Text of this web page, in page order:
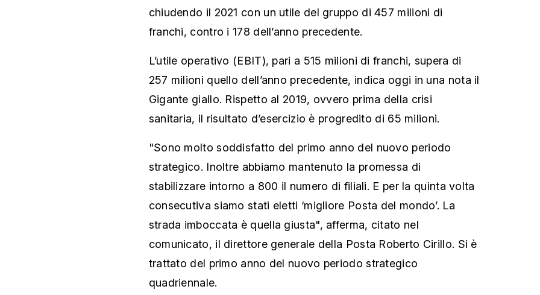
chiudendo il 2021 con un utile del gruppo di 457 milioni di
franchi, contro i 178 dell’anno precedente.
L’utile operativo (EBIT), pari a 515 milioni di franchi, supera di
257 milioni quello dell’anno precedente, indica oggi in una nota il
Gigante giallo. Rispetto al 2019, ovvero prima della crisi
sanitaria, il risultato d’esercizio è progredito di 65 milioni.
"Sono molto soddisfatto del primo anno del nuovo periodo
strategico. Inoltre abbiamo mantenuto la promessa di
stabilizzare intorno a 800 il numero di filiali. E per la quinta volta
consecutiva siamo stati eletti ‘migliore Posta del mondo’. La
strada imboccata è quella giusta", afferma, citato nel
comunicato, il direttore generale della Posta Roberto Cirillo. Si è
trattato del primo anno del nuovo periodo strategico
quadriennale.